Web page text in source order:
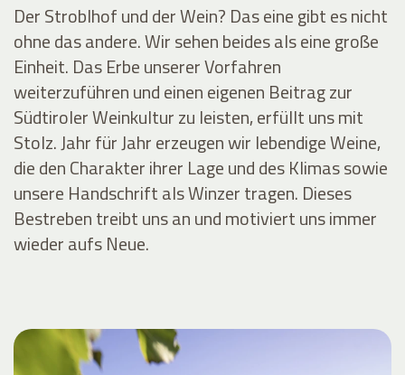
Der Stroblhof und der Wein? Das eine gibt es nicht
ohne das andere. Wir sehen beides als eine große
Einheit. Das Erbe unserer Vorfahren
weiterzuführen und einen eigenen Beitrag zur
Südtiroler Weinkultur zu leisten, erfüllt uns mit
Stolz. Jahr für Jahr erzeugen wir lebendige Weine,
die den Charakter ihrer Lage und des Klimas sowie
unsere Handschrift als Winzer tragen. Dieses
Bestreben treibt uns an und motiviert uns immer
wieder aufs Neue.